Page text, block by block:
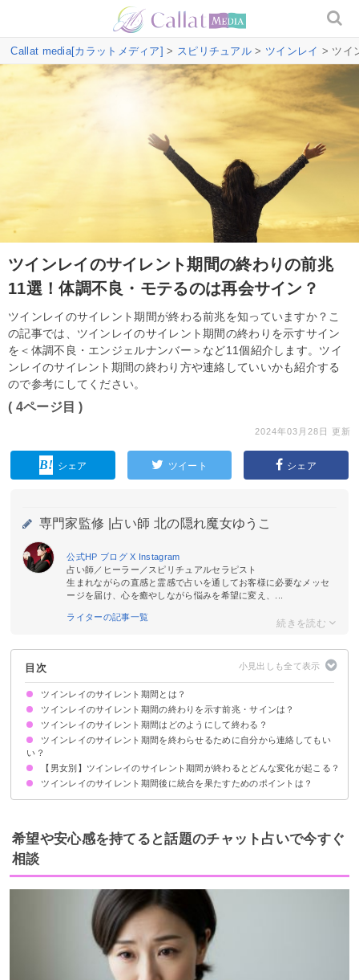
Callat media[カラットメディア] > スピリチュアル > ツインレイ > ツイ
ツインレイのサイレント期間の終わりの前兆
11選！体調不良・モテるのは再会サイン？
ツインレイのサイレント期間が終わる前兆を知っていますか？こ
の記事では、ツインレイのサイレント期間の終わりを示すサイン
を＜体調不良・エンジェルナンバー＞など11個紹介します。ツイ
ンレイのサイレント期間の終わり方や連絡していいかも紹介する
ので参考にしてください。
( 4ページ目 )
2024年03月28日 更新
シェア ツイート シェア
専門家監修 | 占い師 北の隠れ魔女ゆうこ
公式HP ブログX Instagram
占い師／ヒーラー／スピリチュアルセラピスト
生まれながらの直感と霊感で占いを通してお客様に必要なメッセ
ージを届け、心を癒やしながら悩みを希望に変え、...
ライターの記事一覧
目次
ツインレイのサイレント期間とは？
ツインレイのサイレント期間の終わりを示す前兆・サインは？
①夢にツインレイが出てくる
②原因不明の体調不良が続く
③人間関係に変化が起こる
④異性にモテるようになる
⑤今まで大切にしていたものが壊れる
⑥エンジェルナンバーを頻繁に見る
⑦一人でも幸せを感じられるようになる
⑧自己肯定感が高まり自分を愛せるようになる
⑨2人を再会させるための存在が現れる
⑩無性に環境を変えたくなる
⑪ランナーからの接触が始まる
ツインレイのサイレント期間はどのようにして終わる？
①ツインレイの相手から連絡が来る
②偶然ばったり会う
③共通の友人などを介して連絡が来る
ツインレイのサイレント期間を終わらせるために自分から連絡してもい
い？
ランナーから連絡することで終わるケースが多い
チェイサーは連絡せず自立して待つ
【男女別】ツインレイのサイレント期間が終わるとどんな変化が起こる？
ツインレイ男性に起こる変化
ツインレイ女性に起こる変化
ツインレイのサイレント期間後に統合を果たすためのポイントは？
相手への執着を手放す
経済的・精神的にツインレイの相手から自立する
魂の成長を忘れずに目指す
ツインレイと統合できる未来をイメージして信じる
互いの価値観を尊重しつつ綿密にコミュニケーションを取る
希望や安心感を持てると話題のチャット占いで今すぐ
相談